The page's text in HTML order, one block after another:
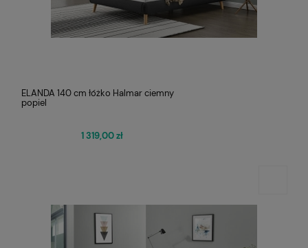
ELANDA 140 cm łóżko Halmar ciemny
popiel
1 319,00 zł